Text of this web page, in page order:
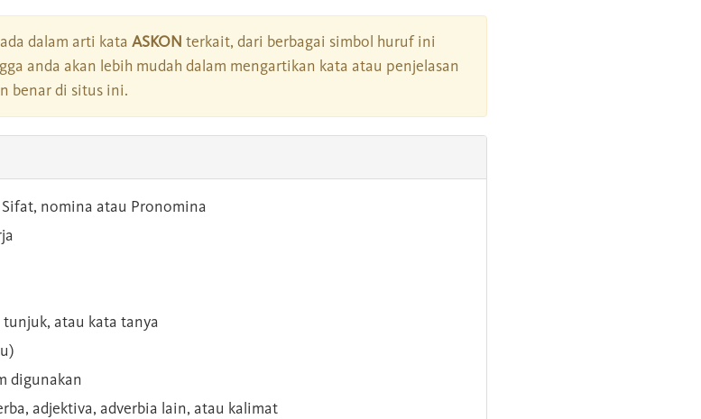
dalam arti kata ASKON terkait, dari berbagai simbol huruf ini
anda akan lebih mudah dalam mengartikan kata atau penjelasan
benar di situs ini.
nomina atau Pronomina
atau kata tanya
digunakan
adjektiva, adverbia lain, atau kalimat